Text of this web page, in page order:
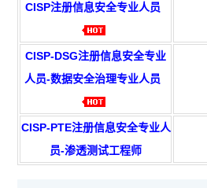
CISP注册信息安全专业人员
CISP-DSG注册信息安全专业
人员-数据安全治理专业人员
CISP-PTE注册信息安全专业人
员-渗透测试工程师